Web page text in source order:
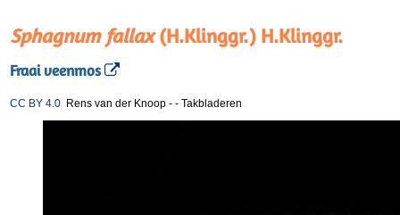
Sphagnum fallax(H.Klinggr.) H.Klinggr.
Fraai veenmos
CC BY 4.0 Rens van der Knoop - - Takbladeren